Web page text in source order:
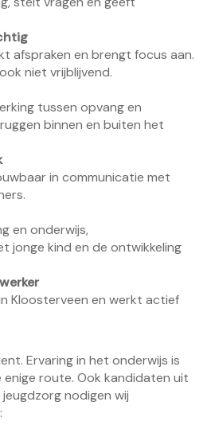
afspraken en brengt focus aan.
niet vrijblijvend.
tussen opvang en
binnen en buiten het
in communicatie met
en onderwijs,
jonge kind en de ontwikkeling
Kloosterveen en werkt actief
Ervaring in het onderwijs is
route. Ook kandidaten uit
nodigen wij